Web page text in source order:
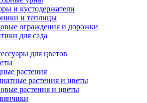
и кустодержатели
и теплицы
ограждения и дорожки
для сада
для цветов
растения
растения и цветы
растения и цветы